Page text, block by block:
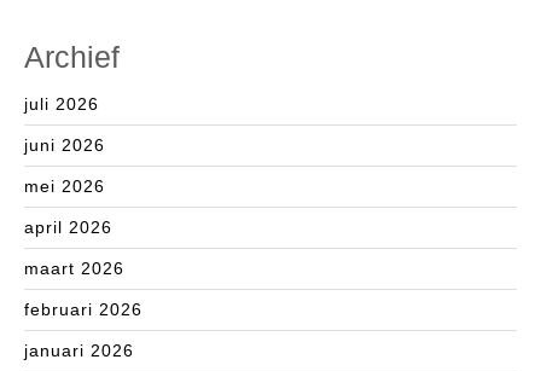
Archief
juli 2026
juni 2026
mei 2026
april 2026
maart 2026
februari 2026
januari 2026